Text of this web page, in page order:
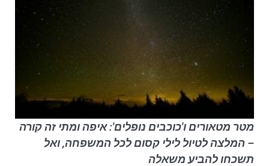
מטר מטאורים ו'כוכבים נופלים': איפה ומתי זה קורה
– המלצה לטיול לילי קסום לכל המשפחה, ואל
תשכחו להביע משאלה